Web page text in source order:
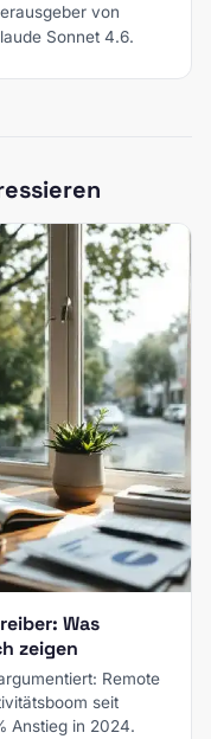
von
Sonnet 4.6.
Was
zeigen
Remote
seit
Anstieg in 2024.